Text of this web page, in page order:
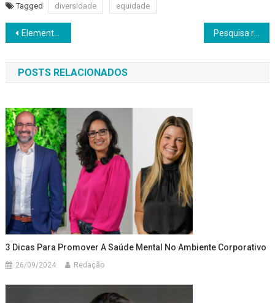
Tagged diversidade equidade
Navegação
de
Post
Elementos-chave para alcançar a eficiência no uso da água em data centers Pesquisa revela que 1,1 milhões de toneladas de plástico foram recicladas em 2023
POSTS RELACIONADOS
3 Dicas Para Promover A Saúde Mental No Ambiente Corporativo
26/09/2024 Redação